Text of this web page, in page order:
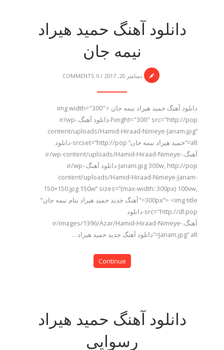
دانلود آهنگ حمید هیراد
نیمه جان
دسامبر 20, 2017 /
0 COMMENTS
دانلود آهنگ حمید هیراد نیمه جان <img width="300"
height="300" src="http://pop-دانلود آهنگ.ir/wp-
content/uploads/Hamid-Hiraad-Nimeye-Janam.jpg”
alt=”حمید هیراد نیمه جان” srcset=”http://pop-دانلود
آهنگ.ir/wp-content/uploads/Hamid-Hiraad-Nimeye-
Janam.jpg 300w, http://pop-دانلود آهنگ.ir/wp-
content/uploads/Hamid-Hiraad-Nimeye-Janam-
150×150.jpg 150w” sizes=”(max-width: 300px) 100vw,
300px”> <img title="آهنگ جدید حمید هیراد بنام نیمه جان"
src="http://dl.pop-دانلود
آهنگ.ir/images/1396/Azar/Hamid-Hiraad-Nimeye-
Janam.jpg” alt=”دانلود آهنگ جدید حمید هیراد…
Continue
دانلود آهنگ حمید هیراد
رسوایی